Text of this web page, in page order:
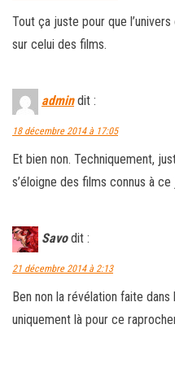
Tout ça juste pour que
sur celui des films.
admin dit :
18 décembre 2014 à 17:05
Et bien non. Techniquement,
s’éloigne des films connus à ce
Savo dit :
21 décembre 2014 à 2:13
Ben non la révélation faite
uniquement là pour ce